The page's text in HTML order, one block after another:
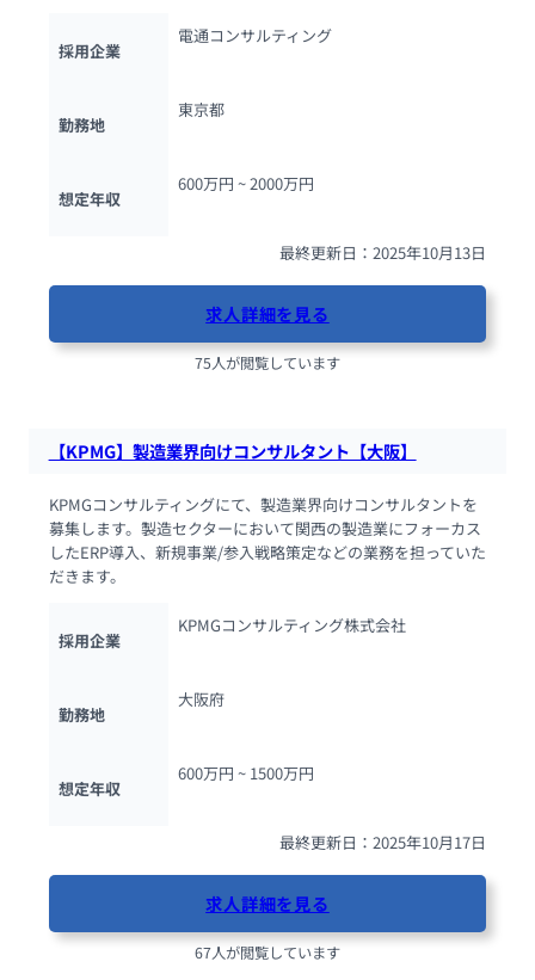
採用企業
電通コンサルティング
勤務地
東京都
想定年収
600万円 ~ 2000万円
最終更新日：2025年10月13日
求人詳細を見る
75人が閲覧しています
【KPMG】製造業界向けコンサルタント【大阪】
KPMGコンサルティングにて、製造業界向けコンサルタントを
募集します。製造セクターにおいて関西の製造業にフォーカス
したERP導入、新規事業/参入戦略策定などの業務を担っていた
だきます。
採用企業
KPMGコンサルティング株式会社
勤務地
大阪府
想定年収
600万円 ~ 1500万円
最終更新日：2025年10月17日
求人詳細を見る
67人が閲覧しています